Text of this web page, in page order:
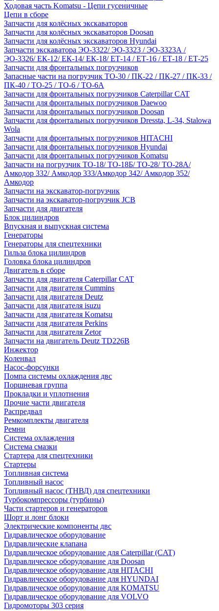
Ходовая часть Komatsu - Цепи гусеничные
Цепи в сборе
Запчасти для колёсных экскаваторов
Запчасти для колёсных экскаваторов Doosan
Запчасти для колёсных экскаваторов Hyundai
Запчасти экскаватора ЭО-3322/ ЭО-3323 / ЭО-3323А /
ЭО-3326/ ЕК-12/ ЕК-14/ ЕК-18/ ЕТ-14 / ЕТ-16 / ЕТ-18 / ЕТ-25
Запчасти для фронтальных погрузчиков
Запасные части на погрузчик ТО-30 / ПК-22 / ПК-27 / ПК-33 /
ПК-40 / ТО-25 / ТО-6 / ТО-6А
Запчасти для фронтальных погрузчиков Caterpillar CAT
Запчасти для фронтальных погрузчиков Daewoo
Запчасти для фронтальных погрузчиков Doosan
Запчасти для фронтальных погрузчиков Dressta, L-34, Stalowa
Wola
Запчасти для фронтальных погрузчиков HITACHI
Запчасти для фронтальных погрузчиков Hyundai
Запчасти для фронтальных погрузчиков Komatsu
Запчасти на погрузчик ТО-18/ ТО-18Б/ ТО-28/ ТО-28А/
Амкодор 332/ Амкодор 333/Амкодор 342/ Амкодор 352/
Амкодор
Запчасти на экскаватор-погрузчик
Запчасти на экскаватор-погрузчик JCB
Запчасти для двигателя
Блок цилиндров
Впускная и выпускная система
Генераторы
Генераторы для спецтехники
Гильза блока цилиндров
Головка блока цилиндров
Двигатель в сборе
Запчасти для двигателя Caterpillar CAT
Запчасти для двигателя Cummins
Запчасти для двигателя Deutz
Запчасти для двигателя isuzu
Запчасти для двигателя Komatsu
Запчасти для двигателя Perkins
Запчасти для двигателя Zetor
Запчасти на двигатель Deutz TD226B
Инжектор
Коленвал
Насос-форсунки
Помпа системы охлаждения двс
Поршневая группа
Прокладки и уплотнения
Прочие части двигателя
Распредвал
Ремкомплекты двигателя
Ремни
Система охлаждения
Система смазки
Стартера для спецтехники
Стартеры
Топливная система
Топливный насос
Топливный насос (ТНВД) для спецтехники
Турбокомпрессоры (турбины)
Части стартеров и генераторов
Шорт и лонг блоки
Электрические компоненты двс
Гидравлическое оборудование
Гидравлические клапана
Гидравлическое оборудование для Caterpillar (CAT)
Гидравлическое оборудование для Doosan
Гидравлическое оборудование для HITACHI
Гидравлическое оборудование для HYUNDAI
Гидравлическое оборудование для KOMATSU
Гидравлическое оборудование для VOLVO
Гидромоторы 303 серия